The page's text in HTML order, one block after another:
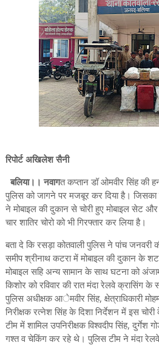
रिपोर्ट अखिलेश सैनी
बलिया।। नवागत कप्तान डॉ ओमवीर सिंह की
पुलिस को जागने पर मजबूर कर दिया है।
ने मोबाइल की दुकान से चोरी हुए मोबाइल सेट
चार शातिर चोरो को भी गिरफ्तार कर लिया है।
बता दे कि रसड़ा कोतवाली पुलिस ने पांच जनवरी
समीप श्रीनाथ कटरा में मोबाइल की दुकान के
मोबाइल सहि अन्य सामान के साथ घटना को
किशोर को रविवार की रात मंदा रेलवे क्रासिंग के
पुलिस अधीक्षक आेमवीर सिंह, क्षेत्राधिकारी
निरीक्षक रत्नेश सिंह के दिशा निर्देशन में इस
टीम में शामिल उपनिरीक्षक विश्वदीप सिंह, दुर्गेश
गश्त व चेकिंग कर रहे थे। पुलिस टीम ने मंदा